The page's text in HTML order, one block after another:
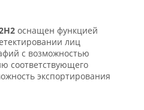
оснащен функцией
лиц
с возможностью
соответствующего
экспортирования